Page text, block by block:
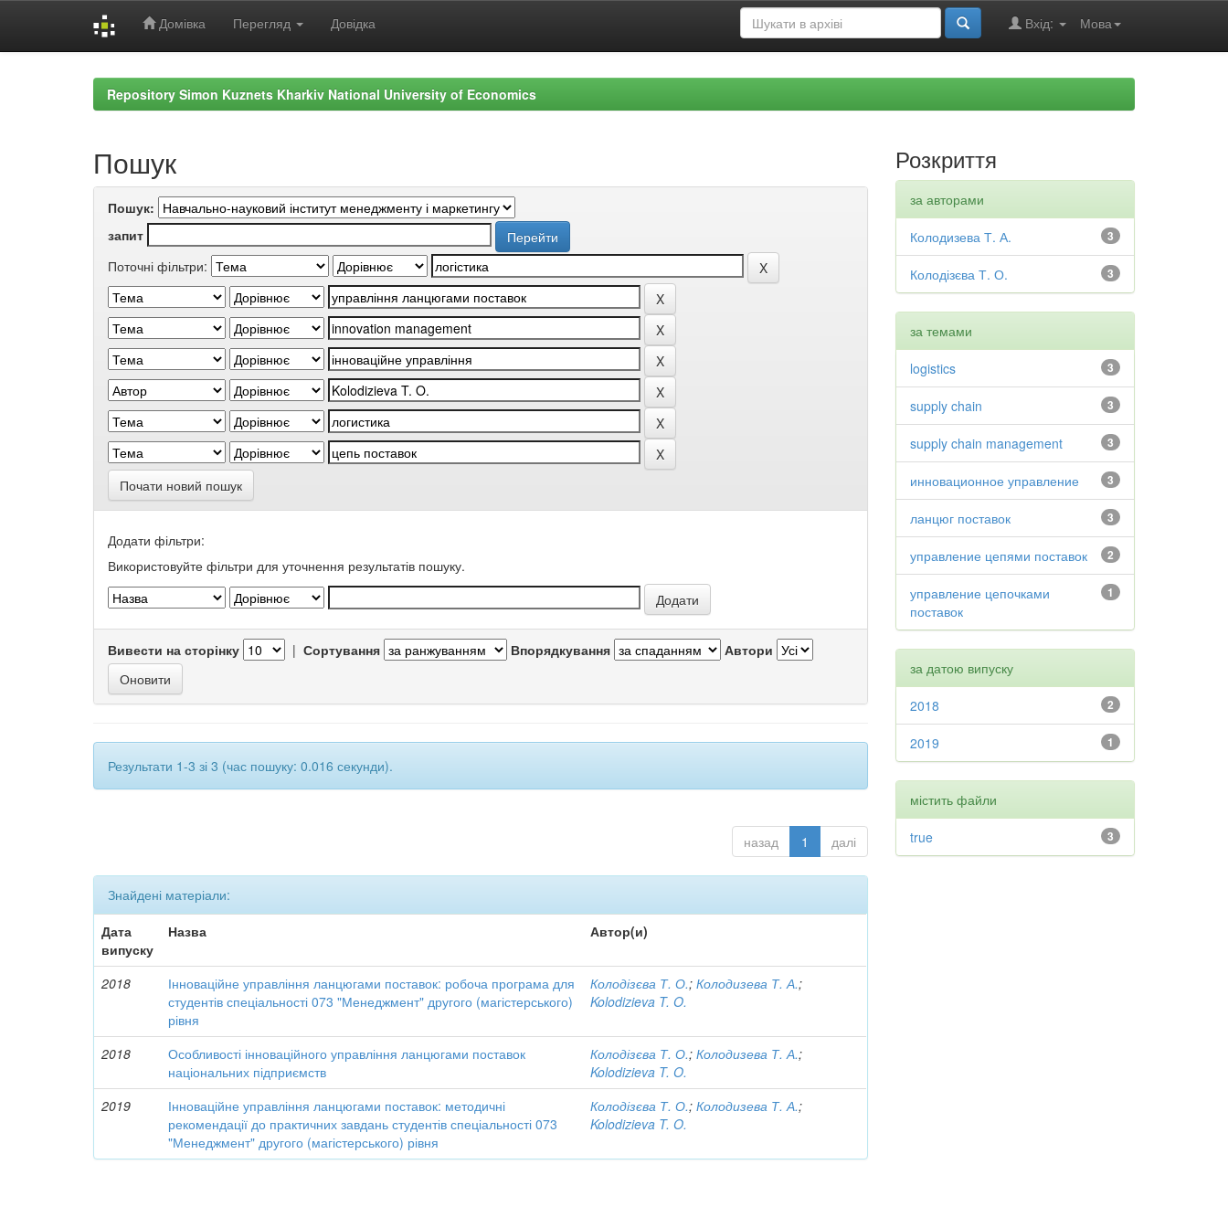
Домівка Перегляд Довідка Мова
Вхід:
Repository Simon Kuznets Kharkiv National University of Economics
Пошук
Пошук:
запит
Поточні фільтри:
Почати новий пошук
Додати фільтри:
Використовуйте фільтри для уточнення результатів пошуку.
Вивести на сторінку | Сортування Впорядкування Автори
Результати 1-3 зі 3 (час пошуку: 0.016 секунди).
назад 1 далі
Знайдені матеріали:
Дата
випуску
Назва Автор(и)
2018
Інноваційне управління ланцюгами поставок: робоча програма для
студентів спеціальності 073 "Менеджмент" другого (магістерського)
рівня
Колодізєва Т. О.;Колодизева Т. А.;
Kolodizieva T. O.
2018
Особливості інноваційного управління ланцюгами поставок
національних підприємств
Колодізєва Т. О.;Колодизева Т. А.;
Kolodizieva T. O.
2019
Інноваційне управління ланцюгами поставок: методичні
рекомендації до практичних завдань студентів спеціальності 073
"Менеджмент" другого (магістерського) рівня
Колодізєва Т. О.;Колодизева Т. А.;
Kolodizieva T. O.
Розкриття
за авторами
3
Колодизева Т. А.
3
Колодізєва Т. О.
за темами
3
logistics
3
supply chain
3
supply chain management
3
инновационное управление
3
ланцюг поставок
2
управление цепями поставок
1
управление цепочками
поставок
за датою випуску
2
2018
1
2019
містить файли
3
true